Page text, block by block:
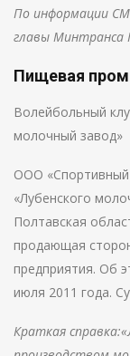
По информации
главы Минтранса
Пищевая
Волейбольный
молочный завод»
ООО «Спортивный
«Лубенского
Полтавская
продающая
предприятия. Об
июля 2011 года.
Краткая